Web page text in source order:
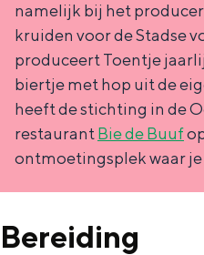
namelijk bij het
kruiden voor de Stadse
produceert Toentje
biertje met hop uit de
heeft de stichting in de
restaurantBie de Buuf
ontmoetingsplek waar
Bereiding